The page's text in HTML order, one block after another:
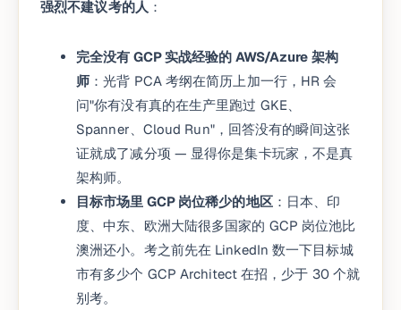
强烈不建议考的人 ：
完全没有 GCP 实战经验的 AWS/Azure 架构
师 ：光背 PCA 考纲在简历上加一行，HR 会
问"你有没有真的在生产里跑过 GKE、
Spanner、Cloud Run"，回答没有的瞬间这张
证就成了减分项 — 显得你是集卡玩家，不是真
架构师。
目标市场里 GCP 岗位稀少的地区：日本、印
度、中东、欧洲大陆很多国家的 GCP 岗位池比
澳洲还小。考之前先在 LinkedIn 数一下目标城
市有多少个 GCP Architect 在招，少于 30 个就
别考。